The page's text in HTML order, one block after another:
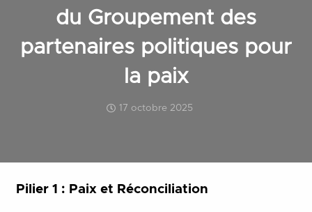
du Groupement des
partenaires politiques pour
la paix
17 octobre 2025
Pilier 1 : Paix et Réconciliation